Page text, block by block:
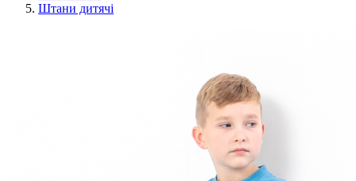
Штани дитячі